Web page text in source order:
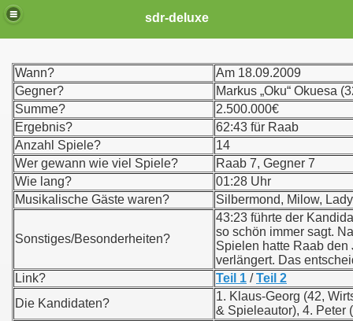
sdr-deluxe
Wann?
Am 18.09.2009
Gegner?
Markus „Oku“ Okuesa
Summe?
2.500.000€
Ergebnis?
62:43 für Raab
Anzahl Spiele?
14
Wer gewann wie viel Spiele?
Raab 7, Gegner 7
Wie lang?
01:28 Uhr
Musikalische Gäste waren?
Silbermond, Milow,
Sonstiges/Besonderheiten?
43:23 führte der
so schön immer sagt.
Spielen hatte Raab
verlängert. Das
Link?
Teil 1 /Teil 2
Die Kandidaten?
1. Klaus-Georg (42,
& Spieleautor), 4. Peter